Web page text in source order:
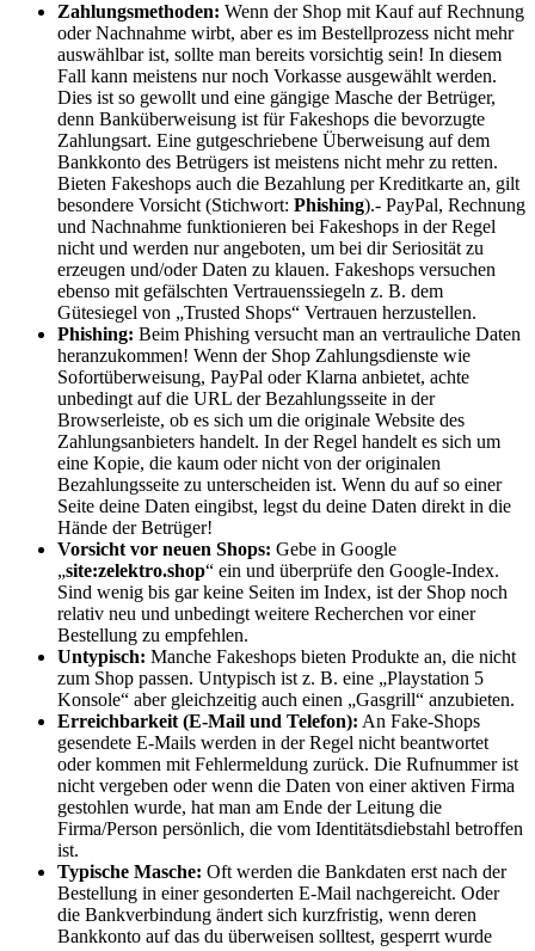
Zahlungsmethoden: Wenn der Shop mit Kauf auf Rechnung
oder Nachnahme wirbt, aber es im Bestellprozess nicht mehr
auswählbar ist, sollte man bereits vorsichtig sein! In diesem
Fall kann meistens nur noch Vorkasse ausgewählt werden.
Dies ist so gewollt und eine gängige Masche der Betrüger,
denn Banküberweisung ist für Fakeshops die bevorzugte
Zahlungsart. Eine gutgeschriebene Überweisung auf dem
Bankkonto des Betrügers ist meistens nicht mehr zu retten.
Bieten Fakeshops auch die Bezahlung per Kreditkarte an, gilt
besondere Vorsicht (Stichwort: Phishing).- PayPal, Rechnung
und Nachnahme funktionieren bei Fakeshops in der Regel
nicht und werden nur angeboten, um bei dir Seriosität zu
erzeugen und/oder Daten zu klauen. Fakeshops versuchen
ebenso mit gefälschten Vertrauenssiegeln z. B. dem
Gütesiegel von „Trusted Shops“ Vertrauen herzustellen.
Phishing: Beim Phishing versucht man an vertrauliche Daten
heranzukommen! Wenn der Shop Zahlungsdienste wie
Sofortüberweisung, PayPal oder Klarna anbietet, achte
unbedingt auf die URL der Bezahlungsseite in der
Browserleiste, ob es sich um die originale Website des
Zahlungsanbieters handelt. In der Regel handelt es sich um
eine Kopie, die kaum oder nicht von der originalen
Bezahlungsseite zu unterscheiden ist. Wenn du auf so einer
Seite deine Daten eingibst, legst du deine Daten direkt in die
Hände der Betrüger!
Vorsicht vor neuen Shops: Gebe in Google
„site:zelektro.shop“ ein und überprüfe den Google-Index.
Sind wenig bis gar keine Seiten im Index, ist der Shop noch
relativ neu und unbedingt weitere Recherchen vor einer
Bestellung zu empfehlen.
Untypisch: Manche Fakeshops bieten Produkte an, die nicht
zum Shop passen. Untypisch ist z. B. eine „Playstation 5
Konsole“ aber gleichzeitig auch einen „Gasgrill“ anzubieten.
Erreichbarkeit (E-Mail und Telefon): An Fake-Shops
gesendete E-Mails werden in der Regel nicht beantwortet
oder kommen mit Fehlermeldung zurück. Die Rufnummer ist
nicht vergeben oder wenn die Daten von einer aktiven Firma
gestohlen wurde, hat man am Ende der Leitung die
Firma/Person persönlich, die vom Identitätsdiebstahl betroffen
ist.
Typische Masche: Oft werden die Bankdaten erst nach der
Bestellung in einer gesonderten E-Mail nachgereicht. Oder
die Bankverbindung ändert sich kurzfristig, wenn deren
Bankkonto auf das du überweisen solltest, gesperrt wurde